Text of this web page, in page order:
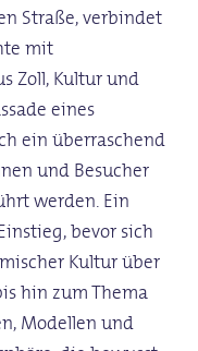
Straße, verbindet
mit
Zoll, Kultur und
eines
ein überraschend
und Besucher
werden. Ein
bevor sich
Kultur über
hin zum Thema
Modellen und